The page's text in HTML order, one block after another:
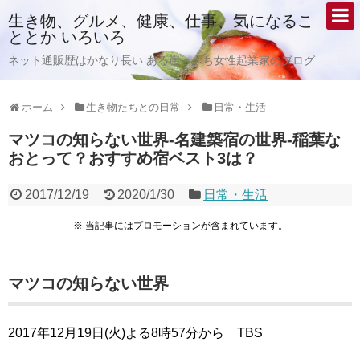
生き物、グルメ、健康、仕事、気になるこ
ととか いろいろ
ネット通販歴はかなり長い ある崖っぷち女性起業家のブログ
ホーム 生き物たちとの日常 日常・生活
マツコの知らない世界-名建築宿の世界-稲葉な
おとって？おすすめ宿ベスト3は？
2017/12/19 2020/1/30 日常・生活
※ 当記事にはプロモーションが含まれています。
マツコの知らない世界
2017年12月19日(火)よる8時57分から TBS